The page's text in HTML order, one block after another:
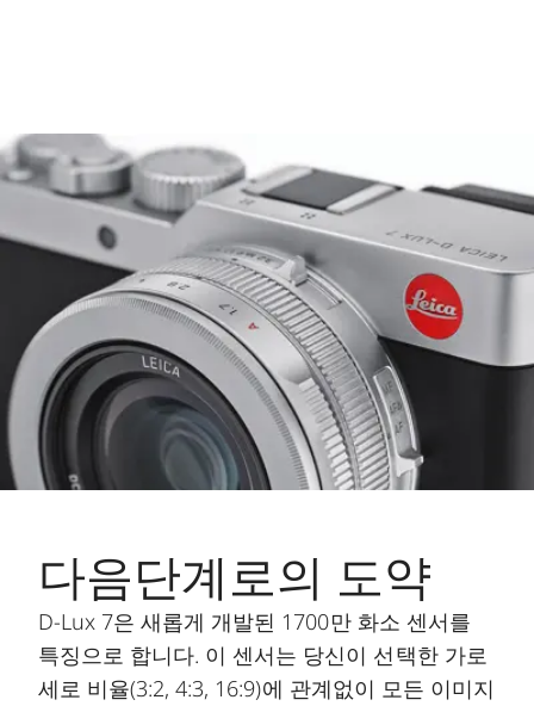
다음단계로의 도약
D-Lux 7은 새롭게 개발된 1700만 화소 센서를
특징으로 합니다. 이 센서는 당신이 선택한 가로
세로 비율(3:2, 4:3, 16:9)에 관계없이 모든 이미지